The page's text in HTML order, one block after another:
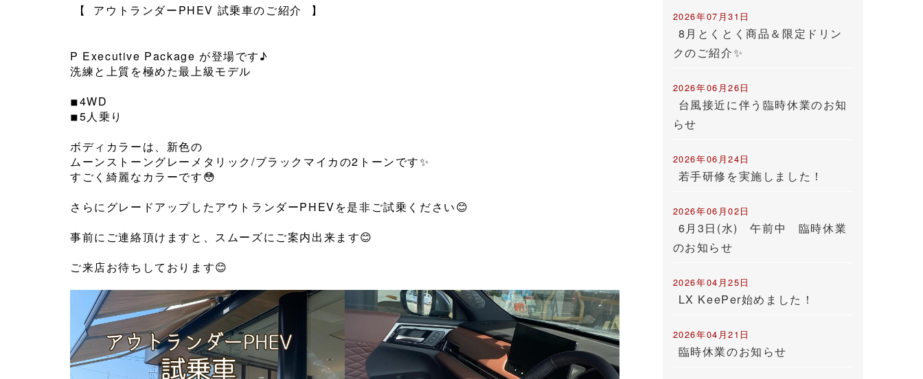
【 アウトランダーPHEV 試乗車のご紹介⠀】
P Executive Package が登場です♪
洗練と上質を極めた最上級モデル
◾︎4WD
◾︎5人乗り
ボディカラーは、新色の
ムーンストーングレーメタリック/ブラックマイカの2トーンです✨️
すごく綺麗なカラーです😳
さらにグレードアップしたアウトランダーPHEVを是非ご試乗ください😊
事前にご連絡頂けますと、スムーズにご案内出来ます😊
ご来店お待ちしております😊
2026年07月31日
8月とくとく商品＆限定ドリン
クのご紹介✨
2026年06月26日
台風接近に伴う臨時休業のお知
らせ
2026年06月24日
若手研修を実施しました！
2026年06月02日
6月3日(水) 午前中 臨時休業
のお知らせ
2026年04月25日
LX KeePer始めました！
2026年04月21日
臨時休業のお知らせ